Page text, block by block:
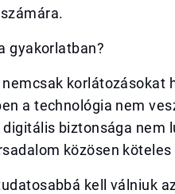
gyakorlatban?
korlátozásokat
a technológia nem
biztonsága nem
közösen
kell válniuk